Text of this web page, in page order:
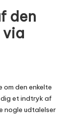
den
via
om den enkelte
et indtryk af
nogle udtalelser